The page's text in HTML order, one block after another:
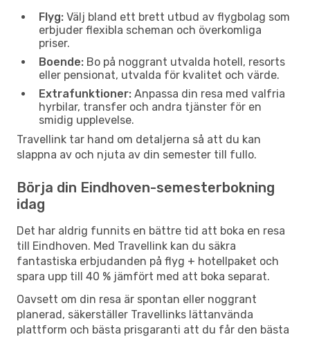
Flyg: Välj bland ett brett utbud av flygbolag som
erbjuder flexibla scheman och överkomliga
priser.
Boende: Bo på noggrant utvalda hotell, resorts
eller pensionat, utvalda för kvalitet och värde.
Extrafunktioner: Anpassa din resa med valfria
hyrbilar, transfer och andra tjänster för en
smidig upplevelse.
Travellink tar hand om detaljerna så att du kan
slappna av och njuta av din semester till fullo.
Börja din Eindhoven-semesterbokning
idag
Det har aldrig funnits en bättre tid att boka en resa
till Eindhoven. Med Travellink kan du säkra
fantastiska erbjudanden på flyg + hotellpaket och
spara upp till 40 % jämfört med att boka separat.
Oavsett om din resa är spontan eller noggrant
planerad, säkerställer Travellinks lättanvända
plattform och bästa prisgaranti att du får den bästa